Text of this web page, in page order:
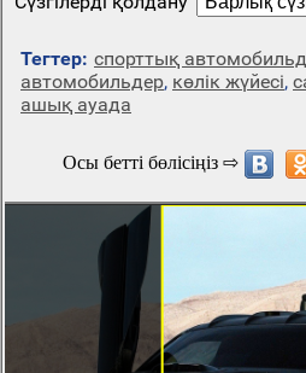
Тегтер: спорттық
автомобильдер, көлік жүйесі,
ашық ауада